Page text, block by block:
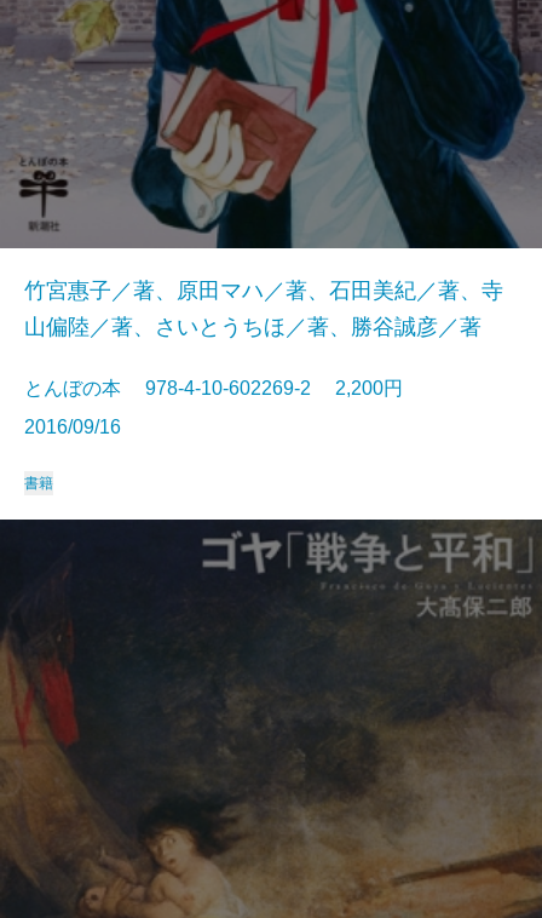
竹宮惠子／著、原田マハ／著、石田美紀／著、寺
山偏陸／著、さいとうちほ／著、勝谷誠彦／著
とんぼの本 978-4-10-602269-2 2,200円
2016/09/16
書籍